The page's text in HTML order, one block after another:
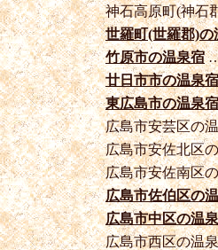
神石高原町(神石
世羅町(世羅郡)の
竹原市の温泉宿…
廿日市市の温泉宿
東広島市の温泉宿
広島市安芸区の
広島市安佐北区
広島市安佐南区
広島市佐伯区の
広島市中区の温
広島市西区の温